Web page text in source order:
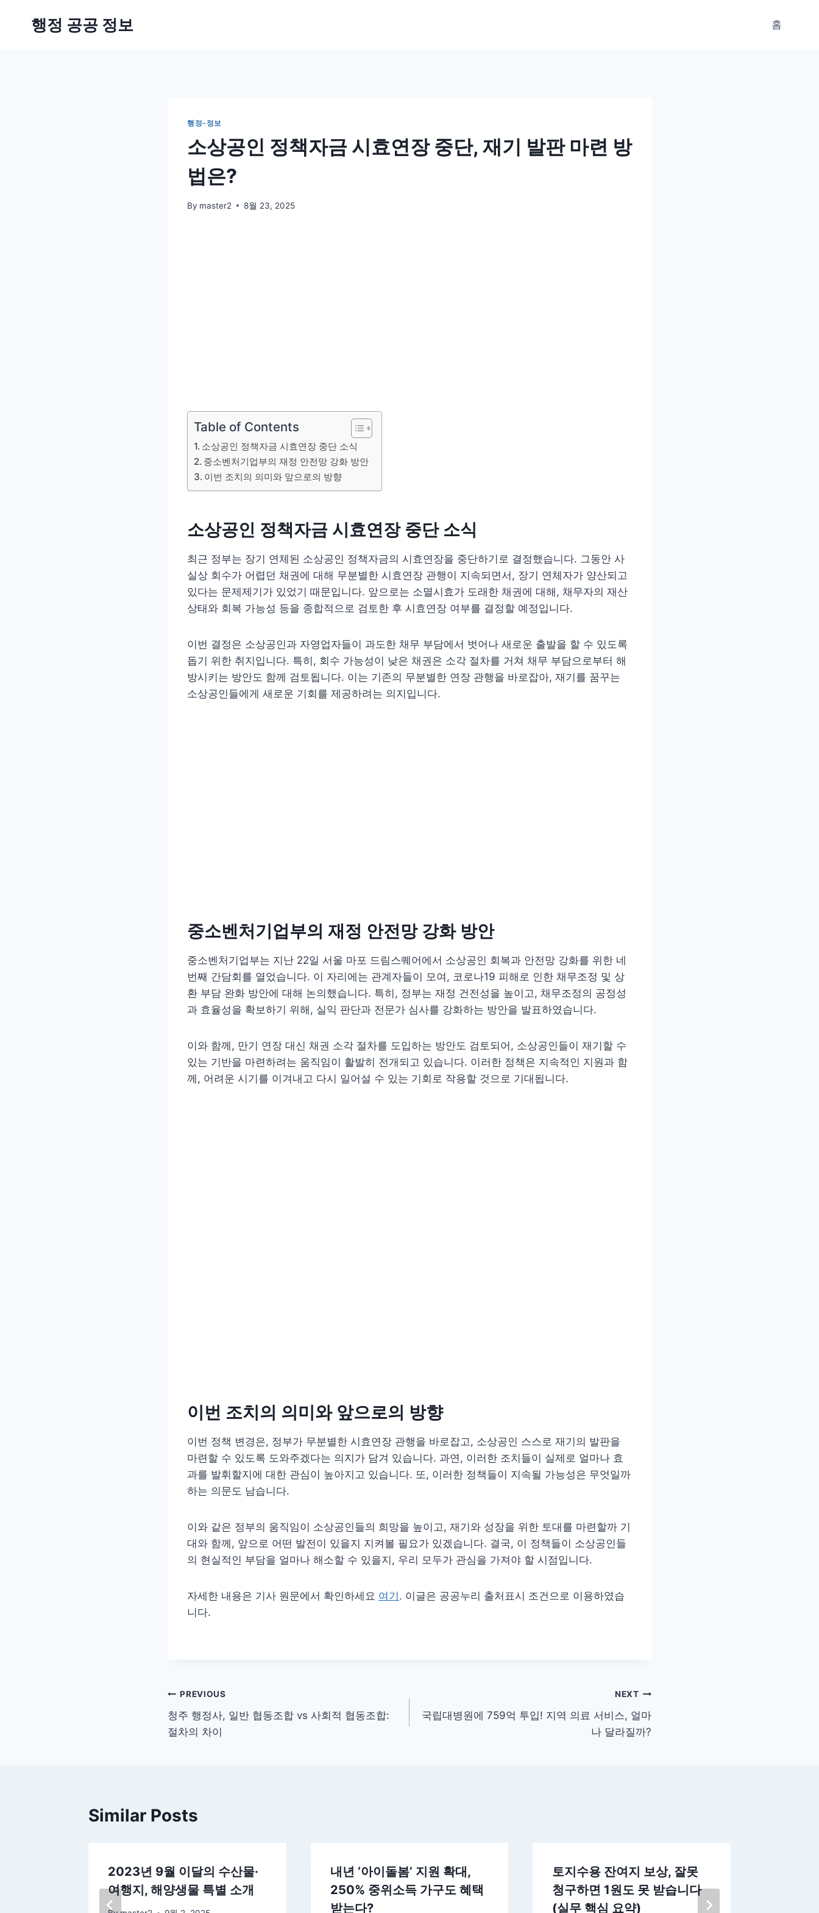
행정 공공 정보 홈
행정-정보
소상공인 정책자금 시효연장 중단, 재기 발판 마련 방
법은?
By master2 8월 23, 2025
Table of Contents
소상공인 정책자금 시효연장 중단 소식
중소벤처기업부의 재정 안전망 강화 방안
이번 조치의 의미와 앞으로의 방향
소상공인 정책자금 시효연장 중단 소식
최근 정부는 장기 연체된 소상공인 정책자금의 시효연장을 중단하기로 결정했습니다. 그동안 사
실상 회수가 어렵던 채권에 대해 무분별한 시효연장 관행이 지속되면서, 장기 연체자가 양산되고
있다는 문제제기가 있었기 때문입니다. 앞으로는 소멸시효가 도래한 채권에 대해, 채무자의 재산
상태와 회복 가능성 등을 종합적으로 검토한 후 시효연장 여부를 결정할 예정입니다.
이번 결정은 소상공인과 자영업자들이 과도한 채무 부담에서 벗어나 새로운 출발을 할 수 있도록
돕기 위한 취지입니다. 특히, 회수 가능성이 낮은 채권은 소각 절차를 거쳐 채무 부담으로부터 해
방시키는 방안도 함께 검토됩니다. 이는 기존의 무분별한 연장 관행을 바로잡아, 재기를 꿈꾸는
소상공인들에게 새로운 기회를 제공하려는 의지입니다.
중소벤처기업부의 재정 안전망 강화 방안
중소벤처기업부는 지난 22일 서울 마포 드림스퀘어에서 소상공인 회복과 안전망 강화를 위한 네
번째 간담회를 열었습니다. 이 자리에는 관계자들이 모여, 코로나19 피해로 인한 채무조정 및 상
환 부담 완화 방안에 대해 논의했습니다. 특히, 정부는 재정 건전성을 높이고, 채무조정의 공정성
과 효율성을 확보하기 위해, 실익 판단과 전문가 심사를 강화하는 방안을 발표하였습니다.
이와 함께, 만기 연장 대신 채권 소각 절차를 도입하는 방안도 검토되어, 소상공인들이 재기할 수
있는 기반을 마련하려는 움직임이 활발히 전개되고 있습니다. 이러한 정책은 지속적인 지원과 함
께, 어려운 시기를 이겨내고 다시 일어설 수 있는 기회로 작용할 것으로 기대됩니다.
이번 조치의 의미와 앞으로의 방향
이번 정책 변경은, 정부가 무분별한 시효연장 관행을 바로잡고, 소상공인 스스로 재기의 발판을
마련할 수 있도록 도와주겠다는 의지가 담겨 있습니다. 과연, 이러한 조치들이 실제로 얼마나 효
과를 발휘할지에 대한 관심이 높아지고 있습니다. 또, 이러한 정책들이 지속될 가능성은 무엇일까
하는 의문도 남습니다.
이와 같은 정부의 움직임이 소상공인들의 희망을 높이고, 재기와 성장을 위한 토대를 마련할까 기
대와 함께, 앞으로 어떤 발전이 있을지 지켜볼 필요가 있겠습니다. 결국, 이 정책들이 소상공인들
의 현실적인 부담을 얼마나 해소할 수 있을지, 우리 모두가 관심을 가져야 할 시점입니다.
자세한 내용은 기사 원문에서 확인하세요 여기. 이글은 공공누리 출처표시 조건으로 이용하였습
니다.
글
탐
PREVIOUS
청주 행정사, 일반 협동조합 vs 사회적 협동조합:
절차의 차이
NEXT
국립대병원에 759억 투입! 지역 의료 서비스, 얼마
나 달라질까?
Similar Posts
2023년 9월 이달의 수산물·
여행지, 해양생물 특별 소개
내년 ‘아이돌봄’ 지원 확대,
250% 중위소득 가구도 혜택
받는다?
토지수용 잔여지 보상, 잘못
청구하면 1원도 못 받습니다
(실무 핵심 요약)